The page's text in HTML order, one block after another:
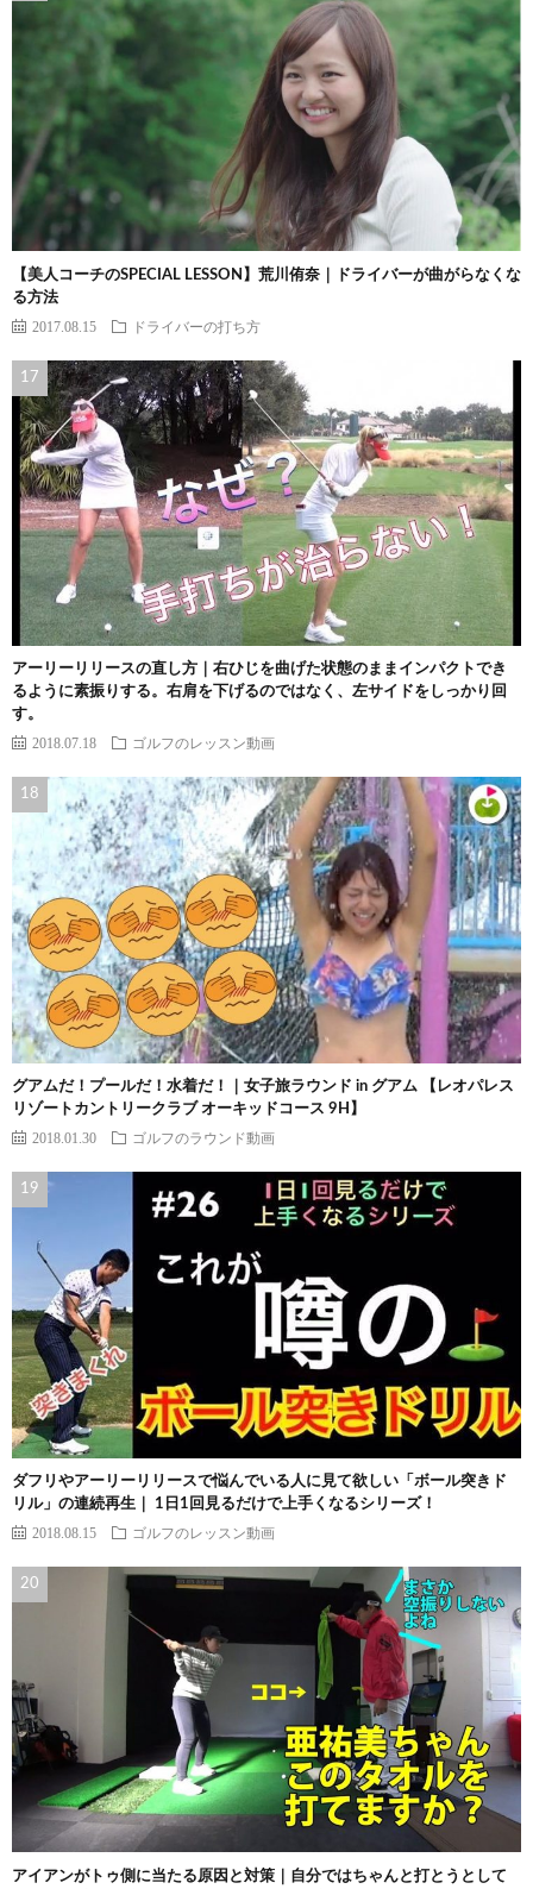
【美人コーチのSPECIAL LESSON】荒川侑奈｜ドライバーが曲がらなくな
る方法
2017.08.15 ドライバーの打ち方
アーリーリリースの直し方｜右ひじを曲げた状態のままインパクトでき
るように素振りする。右肩を下げるのではなく、左サイドをしっかり回
す。
2018.07.18 ゴルフのレッスン動画
グアムだ！プールだ！水着だ！｜女子旅ラウンド in グアム 【レオパレス
リゾートカントリークラブ オーキッドコース 9H】
2018.01.30 ゴルフのラウンド動画
ダフリやアーリーリリースで悩んでいる人に見て欲しい「ボール突きド
リル」の連続再生｜ 1日1回見るだけで上手くなるシリーズ！
2018.08.15 ゴルフのレッスン動画
アイアンがトゥ側に当たる原因と対策｜自分ではちゃんと打とうとして